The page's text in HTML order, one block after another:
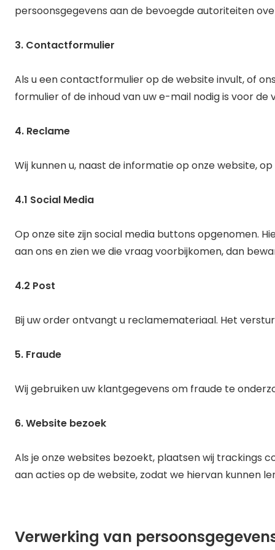
persoonsgegevens aan de bevoegde autoriteiten
3. Contactformulier
Als u een contactformulier op de website invult, of
formulier of de inhoud van uw e-mail nodig is voor
4. Reclame
Wij kunnen u, naast de informatie op onze website,
4.1 Social Media
Op onze site zijn social media buttons opgenomen.
aan ons en zien we die vraag voorbijkomen, dan
4.2 Post
Bij uw order ontvangt u reclamemateriaal. Het
5. Fraude
Wij gebruiken uw klantgegevens om fraude te
6. Website bezoek
Als je onze websites bezoekt, plaatsen wij
aan acties op de website, zodat we hiervan
Verwerking van